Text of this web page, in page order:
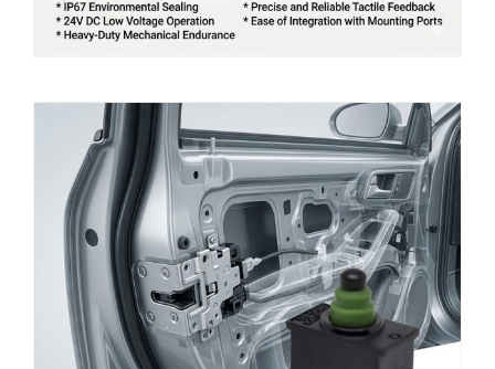
Article d'application : Améliorer la fiabilité
automobile grâce aux micro-
interrupteurs étanches TONELUCK MQS-